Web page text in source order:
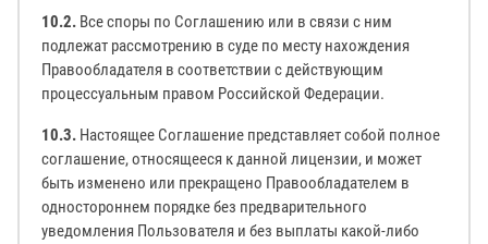
10.2. Все споры по Соглашению или в связи с ним
подлежат рассмотрению в суде по месту нахождения
Правообладателя в соответствии с действующим
процессуальным правом Российской Федерации.
10.3. Настоящее Соглашение представляет собой полное
соглашение, относящееся к данной лицензии, и может
быть изменено или прекращено Правообладателем в
одностороннем порядке без предварительного
уведомления Пользователя и без выплаты какой-либо